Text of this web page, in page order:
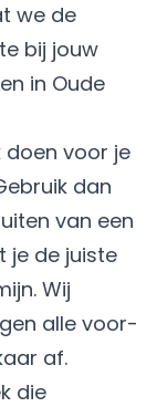
we de
bij jouw
in Oude
doen voor je
dan
van een
je de juiste
Wij
alle voor-
af.
die